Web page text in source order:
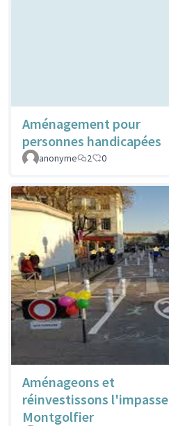
Aménagement pour
personnes handicapées
anonyme
2 0
Aménageons et
réinvestissons l'impasse
Montgolfier